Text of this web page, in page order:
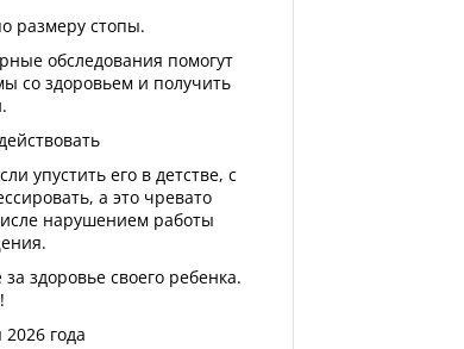
размеру стопы.
обследования помогут
со здоровьем и получить
упустить его в детстве, с
а это чревато
нарушением работы
здоровье своего ребенка.
года